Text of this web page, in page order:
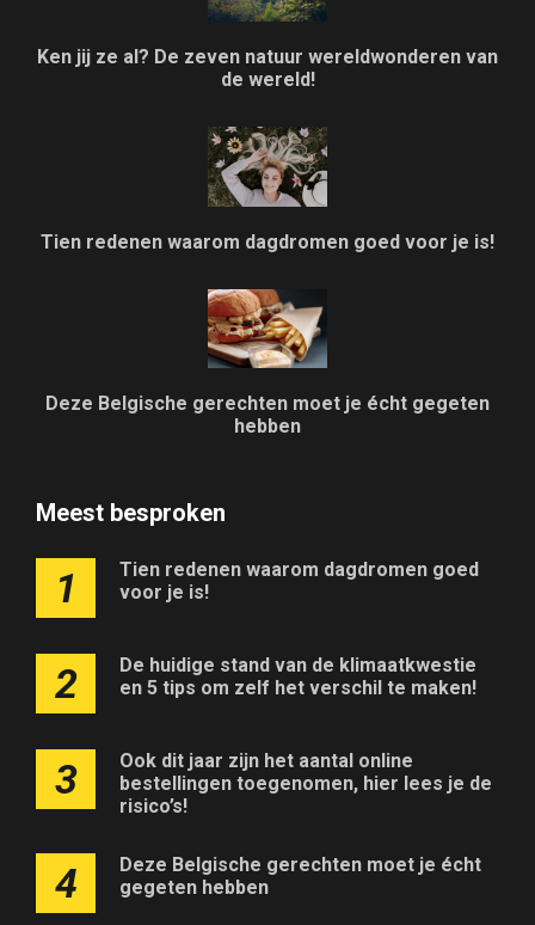
Ken jij ze al? De zeven natuur wereldwonderen van
de wereld!
Tien redenen waarom dagdromen goed voor je is!
Deze Belgische gerechten moet je écht gegeten
hebben
Meest besproken
1
Tien redenen waarom dagdromen goed
voor je is!
2
De huidige stand van de klimaatkwestie
en 5 tips om zelf het verschil te maken!
3
Ook dit jaar zijn het aantal online
bestellingen toegenomen, hier lees je de
risico’s!
4
Deze Belgische gerechten moet je écht
gegeten hebben